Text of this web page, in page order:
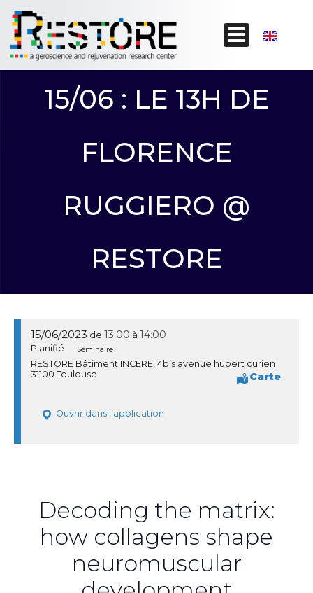
15/06 : LE 13H DE
FLORENCE
RUGGIERO @
RESTORE
15/06/2023 de 13:00 à 14:00
Planifié Séminaire
RESTORE Bâtiment INCERE, 4bis avenue hubert curien
31100 Toulouse
Carte
Ouvrir dans l’application
Decoding the matrix:
how collagens shape
neuromuscular